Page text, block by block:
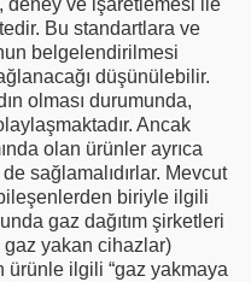
deney ve işaretlemesi ile
Bu standartlara ve
belgelendirilmesi
düşünülebilir.
olması durumunda,
Ancak
olan ürünler ayrıca
sağlamalıdırlar. Mevcut
biriyle ilgili
gaz dağıtım şirketleri
yakan cihazlar)
ilgili “gaz yakmaya